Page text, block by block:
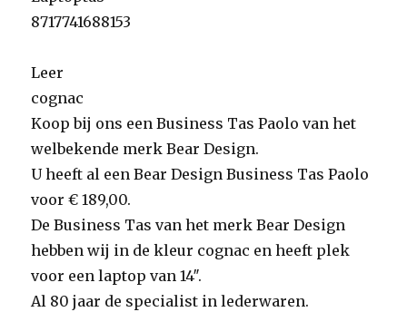
8717741688153
Leer
cognac
Koop bij ons een Business Tas Paolo van het
welbekende merk Bear Design.
U heeft al een Bear Design Business Tas Paolo
voor € 189,00.
De Business Tas van het merk Bear Design
hebben wij in de kleur cognac en heeft plek
voor een laptop van 14″.
Al 80 jaar de specialist in lederwaren.